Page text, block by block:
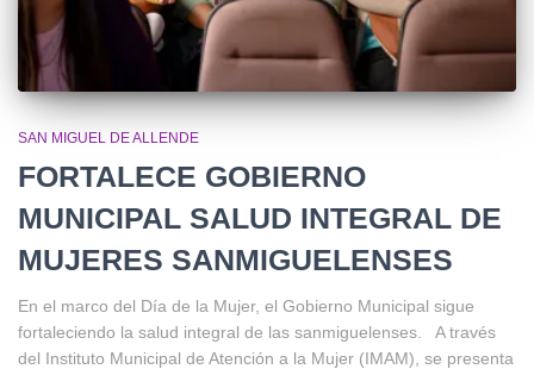
SAN MIGUEL DE ALLENDE
FORTALECE GOBIERNO
MUNICIPAL SALUD INTEGRAL DE
MUJERES SANMIGUELENSES
En el marco del Día de la Mujer, el Gobierno Municipal sigue
fortaleciendo la salud integral de las sanmiguelenses. A través
del Instituto Municipal de Atención a la Mujer (IMAM), se presenta